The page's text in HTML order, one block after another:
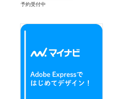
予約受付中